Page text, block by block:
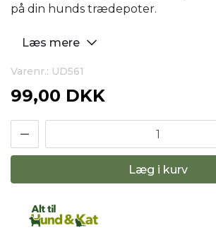
på din hunds trædepoter.
Læs mere
Varenr.: UD561
99,00 DKK
Læg i kurv